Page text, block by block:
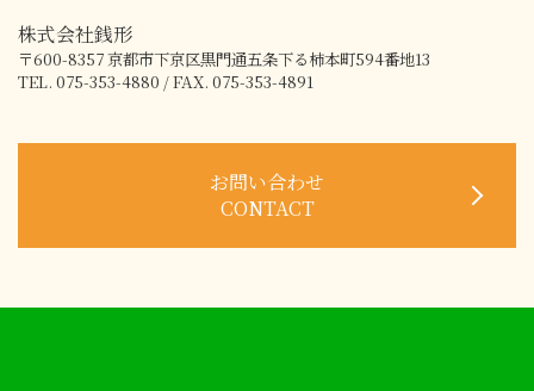
株式会社銭形
〒600-8357京都市下京区黒門通五条下る柿本町594番地13
TEL. 075-353-4880 / FAX. 075-353-4891
お問い合わせ
CONTACT